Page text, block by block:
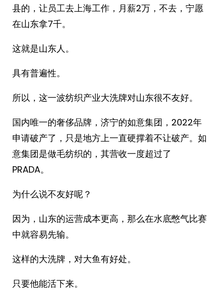
县的，让员工去上海工作，月薪2万，不去，宁愿
在山东拿7千。
这就是山东人。
具有普遍性。
所以，这一波纺织产业大洗牌对山东很不友好。
国内唯一的奢侈品牌，济宁的如意集团，2022年
申请破产了，只是地方上一直硬撑着不让破产。如
意集团是做毛纺织的，其营收一度超过了
PRADA。
为什么说不友好呢？
因为，山东的运营成本更高，那么在水底憋气比赛
中就容易先输。
这样的大洗牌，对大鱼有好处。
只要他能活下来。